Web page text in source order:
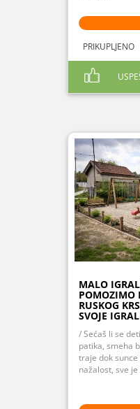
MALO
POMOZIMO
RUSKOG
SVOJE
/ Sećaš li se
patika, smeha
traje dok
nažalost, sve